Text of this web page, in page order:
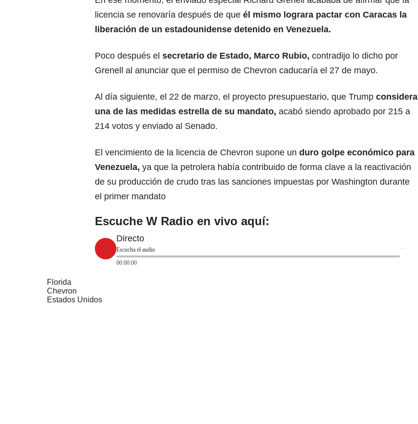
licencia se renovaría después de que él mismo lograra pactar con Caracas la
liberación de un estadounidense detenido en Venezuela.
Poco después el secretario de Estado, Marco Rubio, contradijo lo dicho por
Grenell al anunciar que el permiso de Chevron caducaría el 27 de mayo.
Al día siguiente, el 22 de marzo, el proyecto presupuestario, que Trump considera
una de las medidas estrella de su mandato, acabó siendo aprobado por 215 a
214 votos y enviado al Senado.
El vencimiento de la licencia de Chevron supone un duro golpe económico para
Venezuela, ya que la petrolera había contribuido de forma clave a la reactivación
de su producción de crudo tras las sanciones impuestas por Washington durante
el primer mandato
Escuche W Radio en vivo aquí:
Directo
Escucha el audio
00:00:00
Florida
Chevron
Estados Unidos